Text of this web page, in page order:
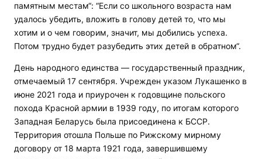
памятным местам“: “Если со школьного возраста нам
удалось убедить, вложить в голову детей то, что мы
хотим и о чем говорим, значит, мы добились успеха.
Потом трудно будет разубедить этих детей в обратном“.
День народного единства — государственный праздник,
отмечаемый 17 сентября. Учрежден указом Лукашенко в
июне 2021 года и приурочен к годовщине польского
похода Красной армии в 1939 году, по итогам которого
Западная Беларусь была присоединена к БССР.
Территория отошла Польше по Рижскому мирному
договору от 18 марта 1921 года, завершившему